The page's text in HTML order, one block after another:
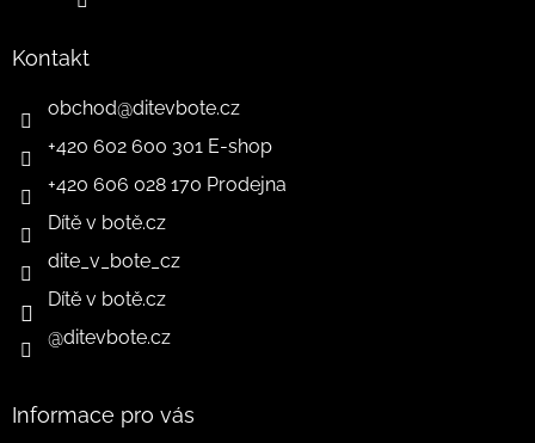
Kontakt
obchod@ditevbote.cz
+420 602 600 301 E-shop
+420 606 028 170 Prodejna
Dítě v botě.cz
dite_v_bote_cz
Dítě v botě.cz
@ditevbote.cz
Informace pro vás